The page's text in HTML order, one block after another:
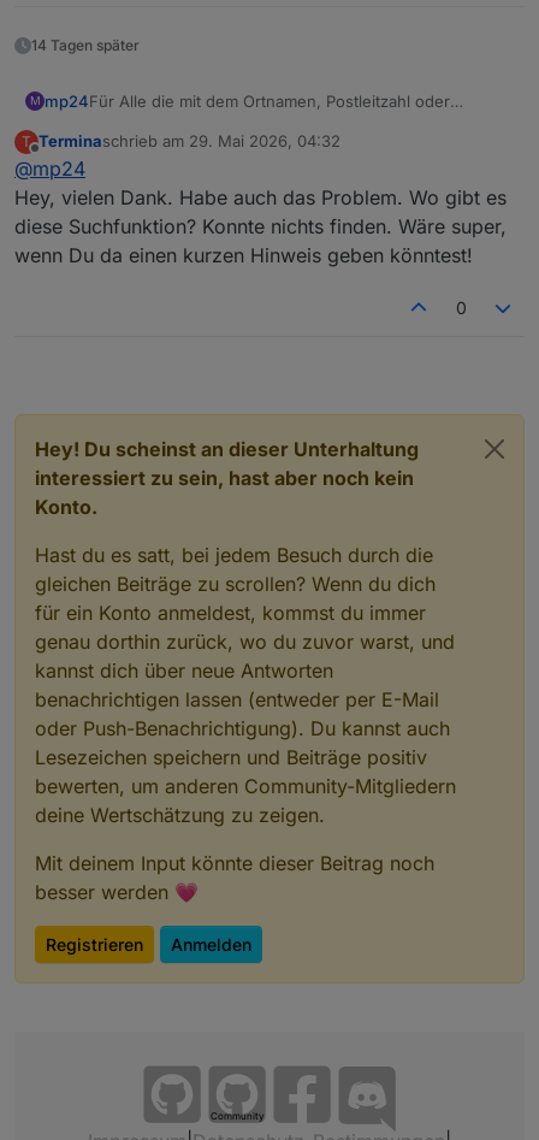
14 Tagen später
M mp24Für Alle die mit dem Ortnamen, Postleitzahl oder
Seite verschiedene Suchfunktionen.
T
Offline
Terminaschrieb am 29. Mai 2026, 04:32
zuletzt editiert von
@mp24
Hey, vielen Dank. Habe auch das Problem. Wo gibt es
diese Suchfunktion? Konnte nichts finden. Wäre super,
wenn Du da einen kurzen Hinweis geben könntest!
0
Hey! Du scheinst an dieser Unterhaltung
interessiert zu sein, hast aber noch kein
Konto.
Hast du es satt, bei jedem Besuch durch die
gleichen Beiträge zu scrollen? Wenn du dich
für ein Konto anmeldest, kommst du immer
genau dorthin zurück, wo du zuvor warst, und
kannst dich über neue Antworten
benachrichtigen lassen (entweder per E-Mail
oder Push-Benachrichtigung). Du kannst auch
Lesezeichen speichern und Beiträge positiv
bewerten, um anderen Community-Mitgliedern
deine Wertschätzung zu zeigen.
Mit deinem Input könnte dieser Beitrag noch
besser werden 💗
Registrieren Anmelden
Community